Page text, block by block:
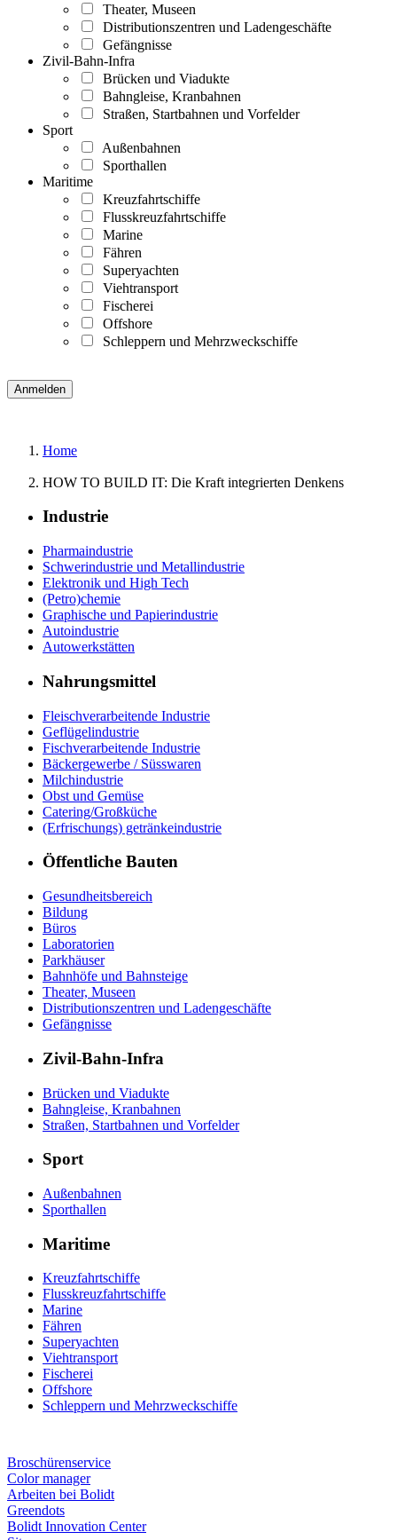
Theater, Museen
Distributionszentren und Ladengeschäfte
Gefängnisse
Zivil-Bahn-Infra
Brücken und Viadukte
Bahngleise, Kranbahnen
Straßen, Startbahnen und Vorfelder
Sport
Außenbahnen
Sporthallen
Maritime
Kreuzfahrtschiffe
Flusskreuzfahrtschiffe
Marine
Fähren
Superyachten
Viehtransport
Fischerei
Offshore
Schleppern und Mehrzweckschiffe
Home
HOW TO BUILD IT: Die Kraft integrierten Denkens
Industrie
Pharmaindustrie
Schwerindustrie und Metallindustrie
Elektronik und High Tech
(Petro)chemie
Graphische und Papierindustrie
Autoindustrie
Autowerkstätten
Nahrungsmittel
Fleischverarbeitende Industrie
Geflügelindustrie
Fischverarbeitende Industrie
Bäckergewerbe / Süsswaren
Milchindustrie
Obst und Gemüse
Catering/Großküche
(Erfrischungs) getränkeindustrie
Öffentliche Bauten
Gesundheitsbereich
Bildung
Büros
Laboratorien
Parkhäuser
Bahnhöfe und Bahnsteige
Theater, Museen
Distributionszentren und Ladengeschäfte
Gefängnisse
Zivil-Bahn-Infra
Brücken und Viadukte
Bahngleise, Kranbahnen
Straßen, Startbahnen und Vorfelder
Sport
Außenbahnen
Sporthallen
Maritime
Kreuzfahrtschiffe
Flusskreuzfahrtschiffe
Marine
Fähren
Superyachten
Viehtransport
Fischerei
Offshore
Schleppern und Mehrzweckschiffe
Broschürenservice
Color manager
Arbeiten bei Bolidt
Greendots
Bolidt Innovation Center